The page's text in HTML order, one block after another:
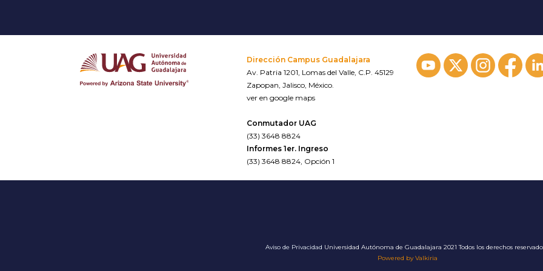
Dirección Campus Guadalajara
Av. Patria 1201, Lomas del Valle, C.P. 45129
Zapopan, Jalisco, México.
ver en google maps
Conmutador UAG
(33) 3648 8824
Informes 1er. Ingreso
(33) 3648 8824, Opción 1
Aviso de Privacidad Universidad Autónoma de Guadalajara 2021 Todos los derechos
Powered by Valkiria